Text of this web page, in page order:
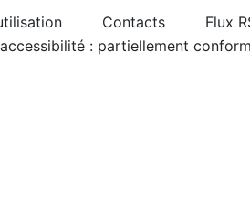
Contacts
Flux
: partiellement